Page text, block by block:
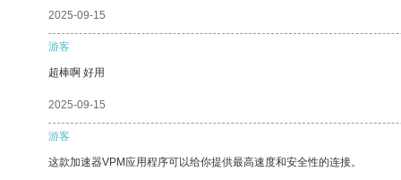
2025-09-15
游客
超棒啊 好用
2025-09-15
游客
这款加速器VPM应用程序可以给你提供最高速度和安全性的连接。